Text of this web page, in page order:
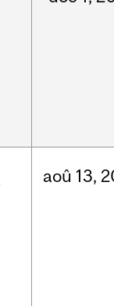
aoû 13,